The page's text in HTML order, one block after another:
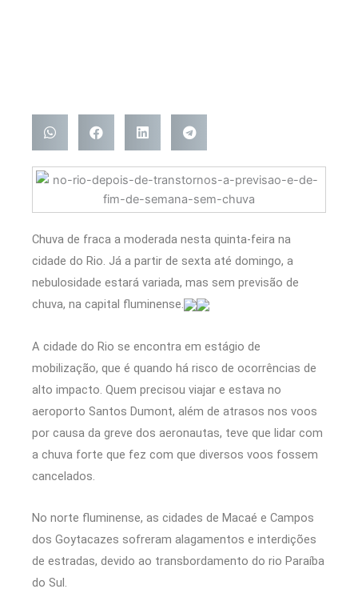
Chuva de fraca a moderada nesta quinta-feira na
cidade do Rio. Já a partir de sexta até domingo, a
nebulosidade estará variada, mas sem previsão de
chuva, na capital fluminense.
A cidade do Rio se encontra em estágio de
mobilização, que é quando há risco de ocorrências de
alto impacto. Quem precisou viajar e estava no
aeroporto Santos Dumont, além de atrasos nos voos
por causa da greve dos aeronautas, teve que lidar com
a chuva forte que fez com que diversos voos fossem
cancelados.
No norte fluminense, as cidades de Macaé e Campos
dos Goytacazes sofreram alagamentos e interdições
de estradas, devido ao transbordamento do rio Paraíba
do Sul.